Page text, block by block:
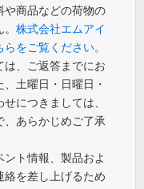
や商品などの荷物の
株式会社エムアイ
をご覧ください。
は、ご返答までにお
土曜日・日曜日・
につきましては、
、あらかじめご了承
ト情報、製品およ
絡を差し上げるため